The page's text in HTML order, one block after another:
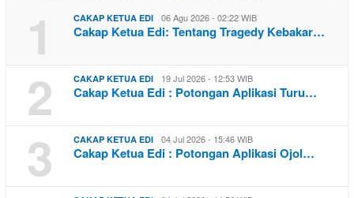
1 CAKAP KETUA EDI 06 Agu 2026 - 02:22 WIB
Cakap Ketua Edi: Tentang Tragedy Kebakar…
2 CAKAP KETUA EDI 19 Jul 2026 - 12:53 WIB
Cakap Ketua Edi : Potongan Aplikasi Turu…
3 CAKAP KETUA EDI 04 Jul 2026 - 15:46 WIB
Cakap Ketua Edi : Potongan Aplikasi Ojol…